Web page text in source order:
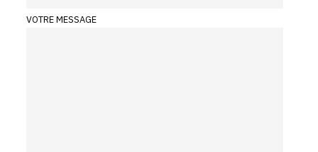
VOTRE MESSAGE